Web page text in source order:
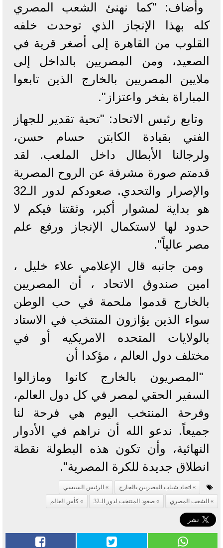
وأضاف: "كما نهنئ الشعب المصري
كله بهذا الإنجاز الذي توحدت خلفه
القلوب من القاهرة إلى أصغر قرية في
الصعيد، ومن المصريين بالداخل إلى
ملايين المصريين بالخارج الذين تابعوا
المباراة بفخر واعتزاز".
وتابع رئيس الاتحاد: "تحية تقدير للجهاز
الفني بقيادة الكابتن حسام حسن،
ولرجالنا الأبطال داخل الملعب. لقد
قدمتم صورة مشرفة عن الروح المصرية
والإصرار والتحدي. صعودكم لدور الـ32
هو بداية لمشوار أكبر، وثقتنا فيكم لا
حدود لها لاستكمال الإنجاز ورفع علم
مصر عالياً".
ومن جانبه قال الإعلامي علاء خليل ،
امين صندوق الاتحاد ، أن المصريين
بالخارج قدموا ملحمة في حب الوطن
سواء الذين يؤازون المنتخب في الاستاد
بالولايات المتحده الامريكيه أو في
مختلف دول العالم ، مؤكدا أن
"المصريون بالخارج كانوا ومازالوا
السفير الحقي لمصر في كل دول العالم،
وفرحة المنتخب اليوم هي فرحة لنا
جميعاً. ندعو الله أن نراهم في الأدوار
النهائية، وأن تكون هذه البطولة نقطة
انطلاق جديدة للكرة المصرية".
اتحاد شباب المصريين بالخارج
الرئيس السيسي
الشعب المصري
صعود المنتخب لدور الـ32 كأس العالم